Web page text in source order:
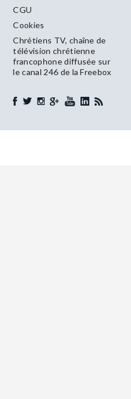
CGU
Cookies
Chrétiens TV, chaîne de
télévision chrétienne
francophone diffusée sur
le canal 246 de la Freebox